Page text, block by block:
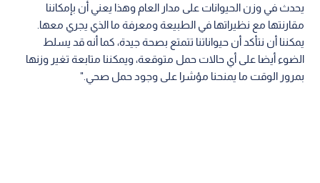
يحدث في وزن الحيوانات على مدار العام وهذا يعني أن بإمكاننا
مقارنتها مع نظيراتها في الطبيعة ومعرفة ما الذي يجري معها.
يمكننا أن نتأكد أن حيواناتنا تتمتع بصحة جيدة، كما أنه قد يسلط
الضوء أيضا على أي حالات حمل متوقعة، ويمكننا متابعة تغير وزنها
بمرور الوقت ما يمنحنا مؤشرا على وجود حمل صحي."